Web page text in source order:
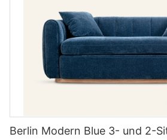
Berlin Modern Blue 3- und 2-